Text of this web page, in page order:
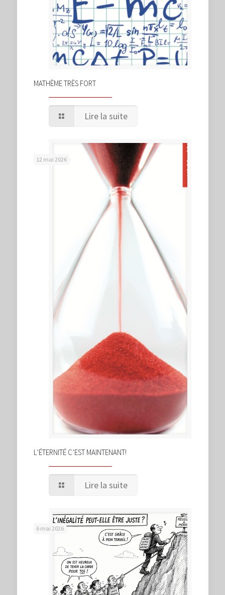
MATHÈME TRÈS FORT
Lire la suite
12 mai 2026
L’ÉTERNITÉ C’EST MAINTENANT!
Lire la suite
6 mai 2026